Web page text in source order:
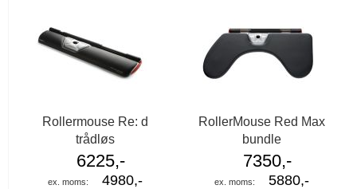
Rollermouse Re: d
trådløs
6225,-
4980,-
RollerMouse Red Max
bundle
7350,-
5880,-